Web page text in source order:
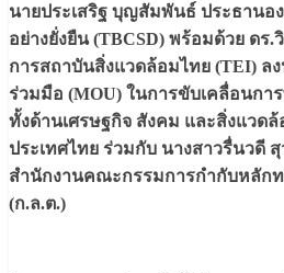
นายประเสริฐ บุญสัมพันธ์ ประธานอ
อย่างยั่งยืน (TBCSD) พร้อมด้วย ดร
การสถาบันสิ่งแวดล้อมไทย (TEI) ล
ร่วมมือ (MOU) ในการขับเคลื่อนก
ทั้งด้านเศรษฐกิจ สังคม และสิ่งแวด
ประเทศไทย ร่วมกับ นางสาวรื่นวดี
สำนักงานคณะกรรมการกำกับหลัก
(ก.ล.ต.)